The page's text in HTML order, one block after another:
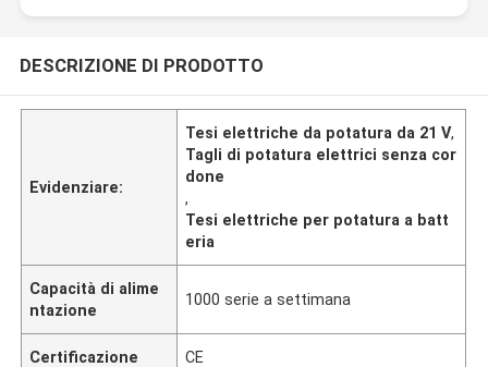
DESCRIZIONE DI PRODOTTO
Evidenziare:
Tesi elettriche da potatura da 21 V,
Tagli di potatura elettrici senza cor
done
,
Tesi elettriche per potatura a batt
eria
Capacità di alime
ntazione
1000 serie a settimana
Certificazione CE